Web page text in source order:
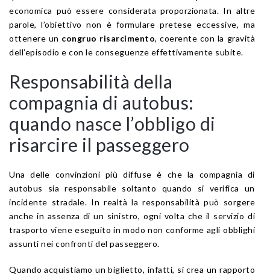
economica può essere considerata proporzionata. In altre
parole, l’obiettivo non è formulare pretese eccessive, ma
ottenere un congruo risarcimento, coerente con la gravità
dell’episodio e con le conseguenze effettivamente subite.
Responsabilità della
compagnia di autobus:
quando nasce l’obbligo di
risarcire il passeggero
Una delle convinzioni più diffuse è che la compagnia di
autobus sia responsabile soltanto quando si verifica un
incidente stradale. In realtà la responsabilità può sorgere
anche in assenza di un sinistro, ogni volta che il servizio di
trasporto viene eseguito in modo non conforme agli obblighi
assunti nei confronti del passeggero.
Quando acquistiamo un biglietto, infatti, si crea un rapporto